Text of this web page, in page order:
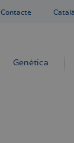
Contacte Català
Genètica